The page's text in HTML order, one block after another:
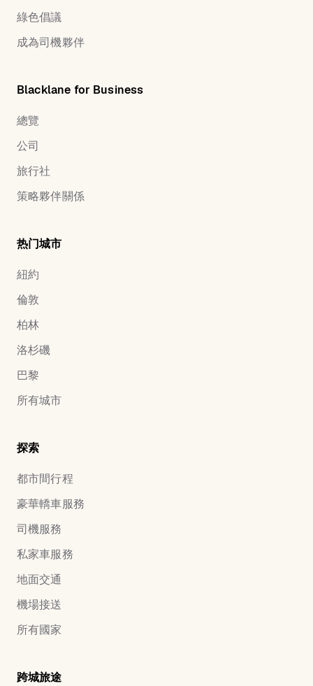
綠色倡議
成為司機夥伴
Blacklane for Business
總覽
公司
旅行社
策略夥伴關係
热门城市
紐約
倫敦
柏林
洛杉磯
巴黎
所有城市
探索
都市間行程
豪華轎車服務
司機服務
私家車服務
地面交通
機場接送
所有國家
跨城旅途